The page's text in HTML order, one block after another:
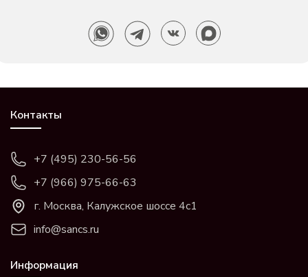
Контакты
+7 (495) 230-56-56
+7 (966) 975-66-63
г. Москва, Калужское шоссе 4с1
info@sancs.ru
Информация